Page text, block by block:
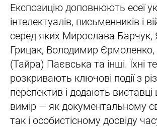
Експозицію доповнюють есеї
інтелектуалів, письменників і
серед яких Мирослава Барчук,
Грицак, Володимир Єрмоленко,
(Тайра) Паєвська та інші. Їхні
розкривають ключові події з
перспектив і додають
вимір — як документальному
так і особистісному досвіду